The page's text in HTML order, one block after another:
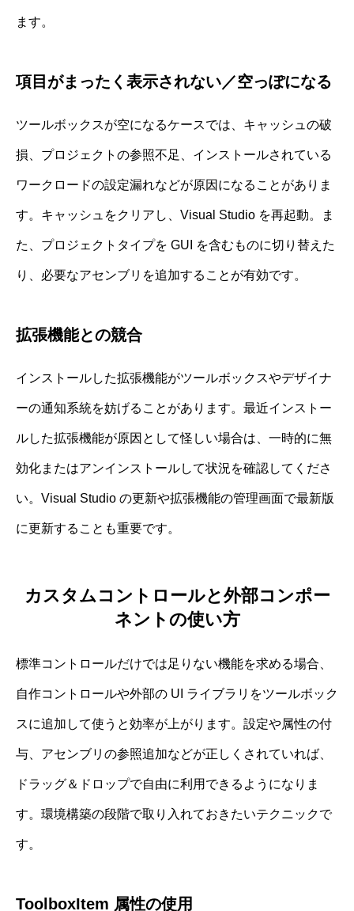
ます。
項目がまったく表示されない／空っぽになる
ツールボックスが空になるケースでは、キャッシュの破
損、プロジェクトの参照不足、インストールされている
ワークロードの設定漏れなどが原因になることがありま
す。キャッシュをクリアし、Visual Studio を再起動。ま
た、プロジェクトタイプを GUI を含むものに切り替えた
り、必要なアセンブリを追加することが有効です。
拡張機能との競合
インストールした拡張機能がツールボックスやデザイナ
ーの通知系統を妨げることがあります。最近インストー
ルした拡張機能が原因として怪しい場合は、一時的に無
効化またはアンインストールして状況を確認してくださ
い。Visual Studio の更新や拡張機能の管理画面で最新版
に更新することも重要です。
カスタムコントロールと外部コンポー
ネントの使い方
標準コントロールだけでは足りない機能を求める場合、
自作コントロールや外部の UI ライブラリをツールボック
スに追加して使うと効率が上がります。設定や属性の付
与、アセンブリの参照追加などが正しくされていれば、
ドラッグ＆ドロップで自由に利用できるようになりま
す。環境構築の段階で取り入れておきたいテクニックで
す。
ToolboxItem 属性の使用